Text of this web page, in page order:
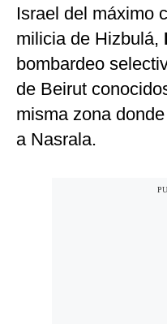
Israel del máximo
milicia de Hizbulá,
bombardeo
de Beirut
misma zona
a Nasrala.